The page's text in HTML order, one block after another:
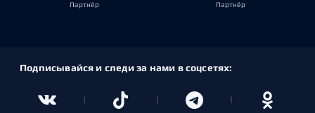
Партнёр Партнёр
Подписывайся и следи за нами в соцсетях: